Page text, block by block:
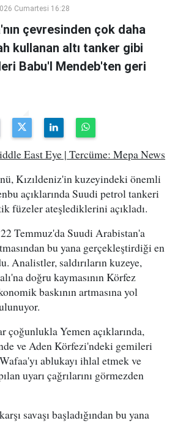
Cumartesi 16:28
çevresinden çok daha
kullanan altı tanker gibi
Babu'l Mendeb'ten geri
East Eye | Tercüme: Mepa News
Kızıldeniz'in kuzeyindeki önemli
açıklarında Suudi petrol tankeri
füzeler ateşlediklerini açıkladı.
Temmuz'da Suudi Arabistan'a
bu yana gerçekleştirdiği en
Analistler, saldırıların kuzeye,
doğru kaymasının Körfez
baskının artmasına yol
çoğunlukla Yemen açıklarında,
ve Aden Körfezi'ndeki gemileri
ablukayı ihlal etmek ve
uyarı çağrılarını görmezden
savaşı başladığından bu yana